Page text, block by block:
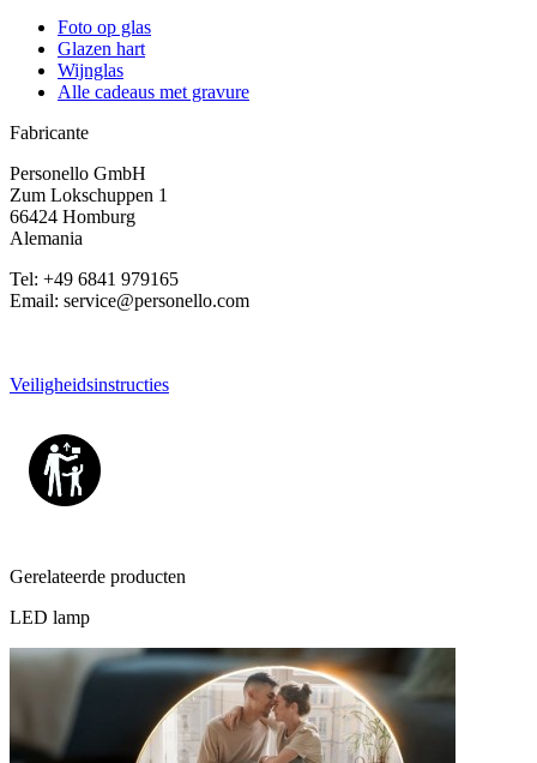
Foto op glas
Glazen hart
Wijnglas
Alle cadeaus met gravure
Fabricante
Personello GmbH
Zum Lokschuppen 1
66424 Homburg
Alemania
Tel: +49 6841 979165
Email: service@personello.com
Veiligheidsinstructies
Gerelateerde producten
LED lamp